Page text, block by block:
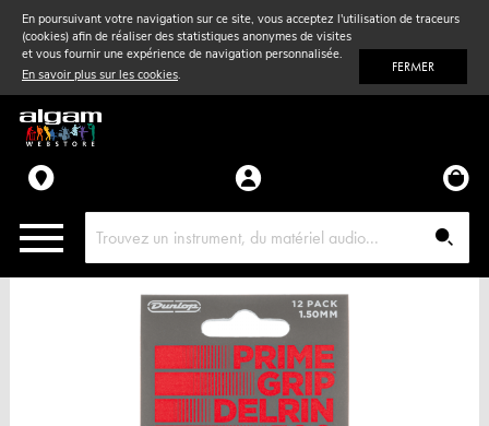
En poursuivant votre navigation sur ce site, vous acceptez l'utilisation de traceurs
(cookies) afin de réaliser des statistiques anonymes de visites
et vous fournir une expérience de navigation personnalisée.
En savoir plus sur les cookies. FERMER
Vent& Violon
Accessoires
Pièces détachées